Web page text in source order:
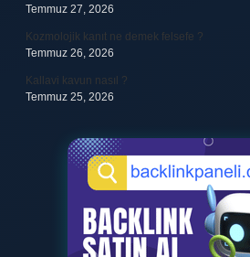
Temmuz 27, 2026
Kozmolojik kanıt ne demek felsefe ?
Temmuz 26, 2026
Kallavi kavun nasıl ?
Temmuz 25, 2026